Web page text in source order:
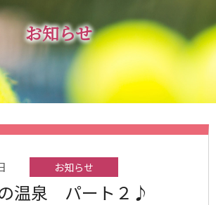
お知らせ
お知らせ
温泉 パート２♪